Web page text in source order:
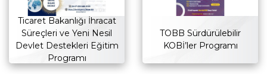
Ticaret Bakanlığı İhracat
Süreçleri ve Yeni Nesil
Devlet Destekleri Eğitim
Programı
TOBB Sürdürülebilir
KOBİ’ler Programı